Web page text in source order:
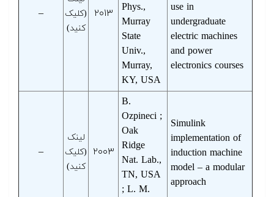
use in
undergraduate
electric machines
and power
electronics courses
Phys.,
Murray
Univ.,
Murray,
KY, USA
۲۰۱۳
(کلیک
Simulink
implementation of
induction machine
model – a modular
approach
Ozpineci ;
Ridge
Nat. Lab.,
TN, USA
; L. M.
۲۰۰۳
(کلیک